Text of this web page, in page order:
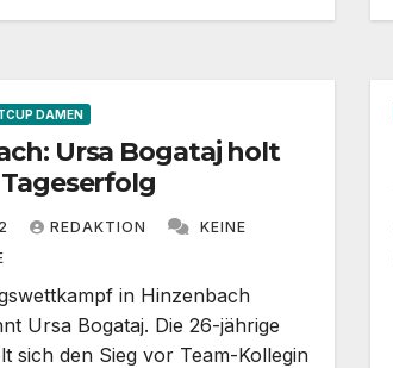
DAMEN
Ursa Bogataj holt
REDAKTION
KEINE
in Hinzenbach
Ursa Bogataj. Die 26-jährige
sich den Sieg vor Team-Kollegin